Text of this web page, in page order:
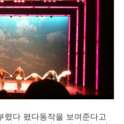
렸다 폈다동작을 보여준다고